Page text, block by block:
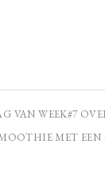
VAN WEEK#7
MET